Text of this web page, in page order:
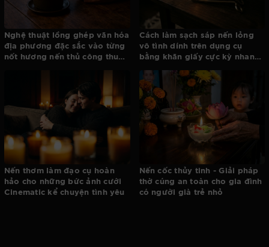
Nghệ thuật lồng ghép văn hóa
địa phương đặc sắc vào từng
nốt hương nến thủ công thuần
Cách làm sạch sáp nến lỏng
vô tình dính trên dụng cụ
bằng khăn giấy cực kỳ nhanh
Nến thơm làm đạo cụ hoàn
hảo cho những bức ảnh cưới
Cinematic kể chuyện tình yêu
Nến cốc thủy tinh - Giải pháp
thờ cúng an toàn cho gia đình
có người già trẻ nhỏ